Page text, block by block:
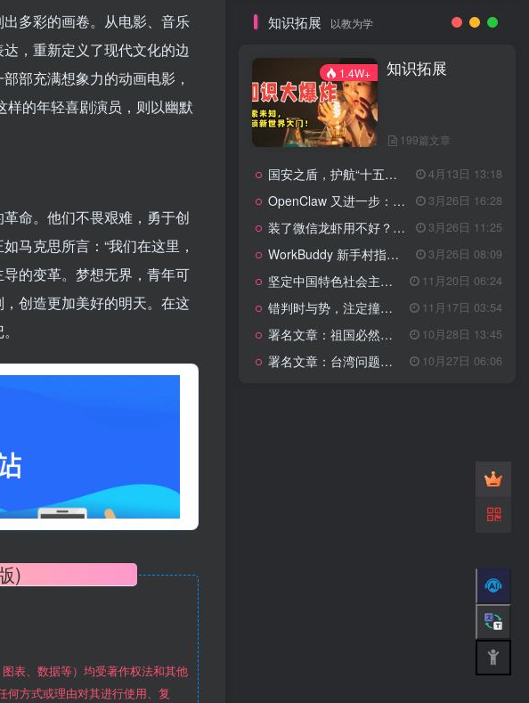
多彩的画卷。从电影、音乐
，重新定义了现代文化的边
部充满想象力的动画电影，
样的年轻喜剧演员，则以幽默
命。他们不畏艰难，勇于创
马克思所言：“我们在这里，
的变革。梦想无界，青年可
创造更加美好的明天。在这
)
表、数据等）均受著作权法和其他
何方式或理由对其进行使用、复
知识拓展 以教为学
1.4W+ 知识拓展
199篇文章
国安之盾，护航“十五五”新征程 4月13日 13:18
OpenClaw 又进一步：微信直连+安全检测+版本切换 3月26日 16:28
装了微信龙虾用不好？3步让你轻松指挥AI干活！ 3月26日 11:25
WorkBuddy 新手村指南：10 个核心技巧帮你解锁满级虾🦞！ 3月26日 08:09
坚定中国特色社会主义法治的政治定力 11月20日 06:24
错判时与势，注定撞南墙 11月17日 03:54
署名文章：祖国必然统一势不可挡 10月28日 13:45
署名文章：台湾问题的由来和性质 10月27日 06:06
4篇文章
独家 为你的网站添加百度登录
如何做好网站seo优化
什么是百度收录，如何提高收录量？ 2月16日 19:14
管理网站时如何提高百度权重？ 11月9日 15:44
以教为学
知识拓展
199篇文章
国安之盾，护航“十五五”新征程 4月13日 13:18
11月20日 06:24
11月17日 03:54